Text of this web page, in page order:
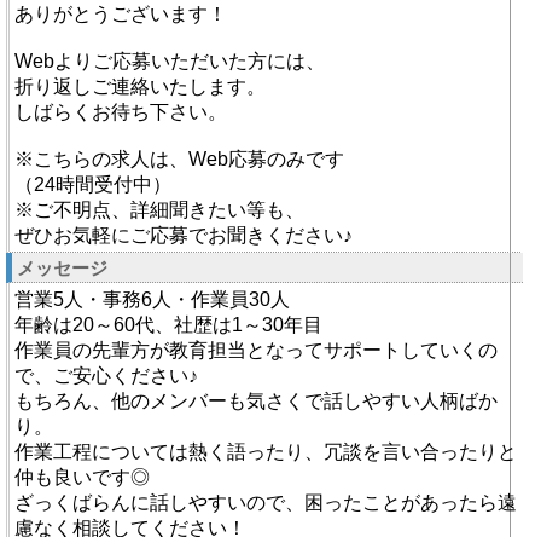
ありがとうございます！
Webよりご応募いただいた方には、
折り返しご連絡いたします。
しばらくお待ち下さい。
※こちらの求人は、Web応募のみです
（24時間受付中）
※ご不明点、詳細聞きたい等も、
ぜひお気軽にご応募でお聞きください♪
メッセージ
営業5人・事務6人・作業員30人
年齢は20～60代、社歴は1～30年目
作業員の先輩方が教育担当となってサポートしていくの
で、ご安心ください♪
もちろん、他のメンバーも気さくで話しやすい人柄ばか
り。
作業工程については熱く語ったり、冗談を言い合ったりと
仲も良いです◎
ざっくばらんに話しやすいので、困ったことがあったら遠
慮なく相談してください！